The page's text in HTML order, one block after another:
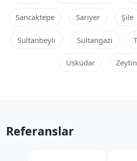
Sancaktepe Sarıyer Şile
Sultanbeyli Sultangazi
Üsküdar
Referanslar